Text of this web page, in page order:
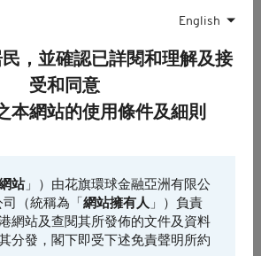
English
，並確認已詳閱和理解及接
受和同意
本網站的使用條件及細則
站」）由花旗環球金融亞洲有限公
（統稱為「網站擁有人 」）負責
網站及查閱其所發佈的文件及資料
分發，閣下即受下述免責聲明所約
11:00 13:00
相關資產的前收市價
13:20
1日
)